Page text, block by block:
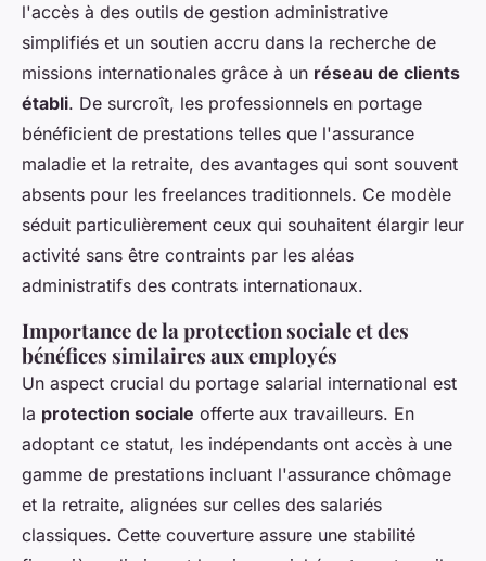
l'accès à des outils de gestion administrative
simplifiés et un soutien accru dans la recherche de
missions internationales grâce à un réseau de clients
établi. De surcroît, les professionnels en portage
bénéficient de prestations telles que l'assurance
maladie et la retraite, des avantages qui sont souvent
absents pour les freelances traditionnels. Ce modèle
séduit particulièrement ceux qui souhaitent élargir leur
activité sans être contraints par les aléas
administratifs des contrats internationaux.
Importance de la protection sociale et des
bénéfices similaires aux employés
Un aspect crucial du portage salarial international est
la protection sociale offerte aux travailleurs. En
adoptant ce statut, les indépendants ont accès à une
gamme de prestations incluant l'assurance chômage
et la retraite, alignées sur celles des salariés
classiques. Cette couverture assure une stabilité